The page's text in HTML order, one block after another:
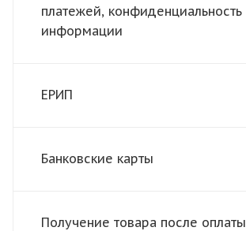
платежей, конфиденциальность
информации
ЕРИП
Банковские карты
Получение товара после оплаты